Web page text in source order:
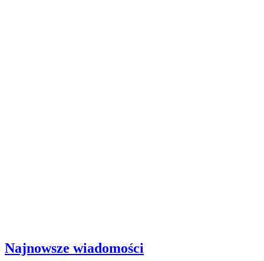
Najnowsze wiadomości